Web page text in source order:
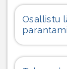
Osallistu